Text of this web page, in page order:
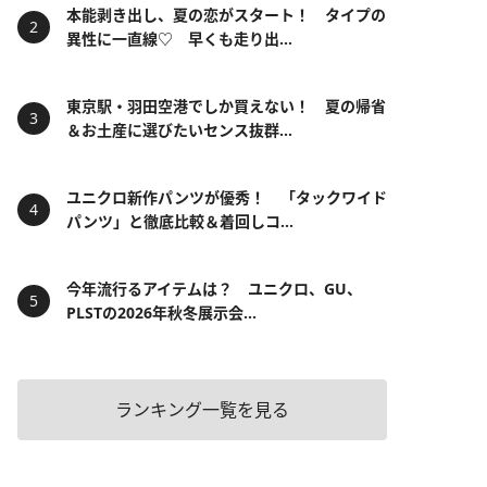
本能剥き出し、夏の恋がスタート！ タイプの
異性に一直線♡ 早くも走り出...
東京駅・羽田空港でしか買えない！ 夏の帰省
＆お土産に選びたいセンス抜群...
ユニクロ新作パンツが優秀！ 「タックワイド
パンツ」と徹底比較＆着回しコ...
今年流行るアイテムは？ ユニクロ、GU、
PLSTの2026年秋冬展示会...
ランキング一覧を見る